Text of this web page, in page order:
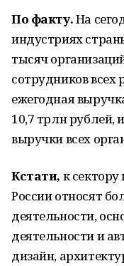
По факту.На
индустриях
тысяч
сотрудников всех
ежегодная
10,7 трлн рублей,
выручки всех
Кстати, к
России относят
деятельности,
деятельности и
дизайн,